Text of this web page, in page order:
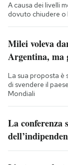
A causa dei livelli
dovuto chiudere o
Milei voleva
Argentina, ma
La sua proposta è
di svendere il
Mondiali
La conferenza